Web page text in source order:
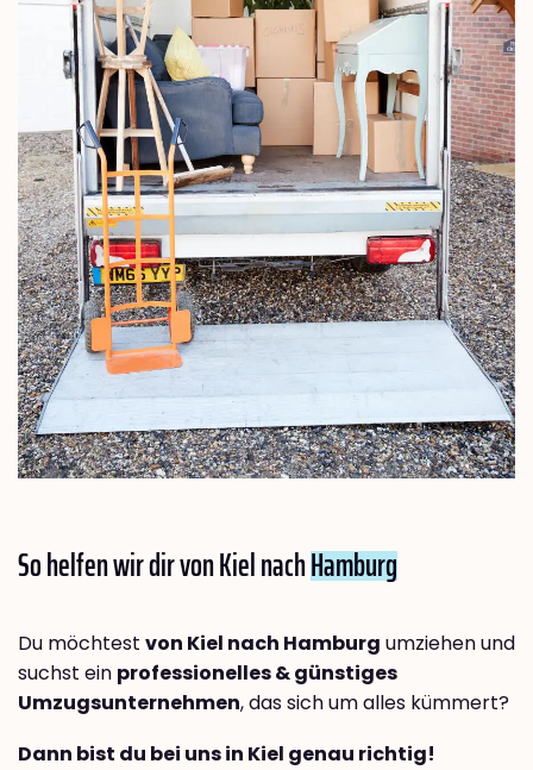
So helfen wir dir von Kiel nachHamburg
Du möchtest von Kiel nach Hamburg umziehen und
suchst ein professionelles & günstiges
Umzugsunternehmen, das sich um alles kümmert?
Dann bist du bei uns in Kiel genau richtig!